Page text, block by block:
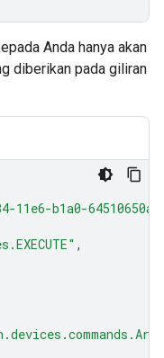
Anda hanya akan
diberikan pada giliran
11e6-b1a0-
,